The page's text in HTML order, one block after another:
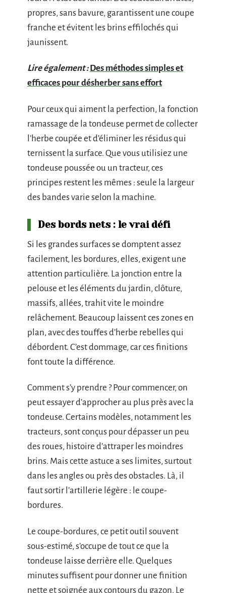
propres, sans bavure, garantissent une coupe
franche et évitent les brins effilochés qui
jaunissent.
Lire également : Des méthodes simples et
efficaces pour désherber sans effort
Pour ceux qui aiment la perfection, la fonction
ramassage de la tondeuse permet de collecter
l’herbe coupée et d’éliminer les résidus qui
ternissent la surface. Que vous utilisiez une
tondeuse poussée ou un tracteur, ces
principes restent les mêmes : seule la largeur
des bandes varie selon la machine.
Des bords nets : le vrai défi
Si les grandes surfaces se domptent assez
facilement, les bordures, elles, exigent une
attention particulière. La jonction entre la
pelouse et les éléments du jardin, clôture,
massifs, allées, trahit vite le moindre
relâchement. Beaucoup laissent ces zones en
plan, avec des touffes d’herbe rebelles qui
débordent. C’est dommage, car ces finitions
font toute la différence.
Comment s’y prendre ? Pour commencer, on
peut essayer d’approcher au plus près avec la
tondeuse. Certains modèles, notamment les
tracteurs, sont conçus pour dépasser un peu
des roues, histoire d’attraper les moindres
brins. Mais cette astuce a ses limites, surtout
dans les angles ou près des obstacles. Là, il
faut sortir l’artillerie légère : le coupe-
bordures.
Le coupe-bordures, ce petit outil souvent
sous-estimé, s’occupe de tout ce que la
tondeuse laisse derrière elle. Quelques
minutes suffisent pour donner une finition
nette et soignée aux contours du gazon. Le